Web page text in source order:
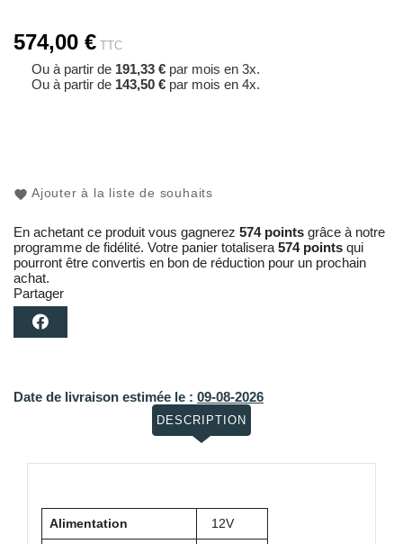
574,00 € TTC
Ou à partir de 191,33 € par mois en 3x.
Ou à partir de 143,50 € par mois en 4x.
Ajouter à la liste de souhaits
En achetant ce produit vous gagnerez 574 points grâce à notre
programme de fidélité. Votre panier totalisera 574 points qui
pourront être convertis en bon de réduction pour un prochain
achat.
Partager
Date de livraison estimée le : 09-08-2026
DESCRIPTION
Alimentation 12V